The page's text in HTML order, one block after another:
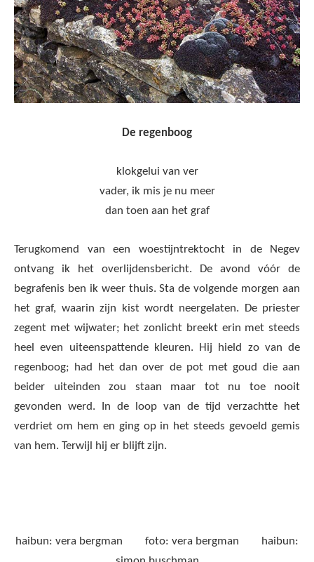
De regenboog
klokgelui van ver
vader, ik mis je nu meer
dan toen aan het graf
Terugkomend van een woestijntrektocht in de Negev
ontvang ik het overlijdensbericht. De avond vóór de
begrafenis ben ik weer thuis. Sta de volgende morgen aan
het graf, waarin zijn kist wordt neergelaten. De priester
zegent met wijwater; het zonlicht breekt erin met steeds
heel even uiteenspattende kleuren. Hij hield zo van de
regenboog; had het dan over de pot met goud die aan
beider uiteinden zou staan maar tot nu toe nooit
gevonden werd. In de loop van de tijd verzachtte het
verdriet om hem en ging op in het steeds gevoeld gemis
van hem. Terwijl hij er blijft zijn.
haibun: vera bergman foto: vera bergman haibun: